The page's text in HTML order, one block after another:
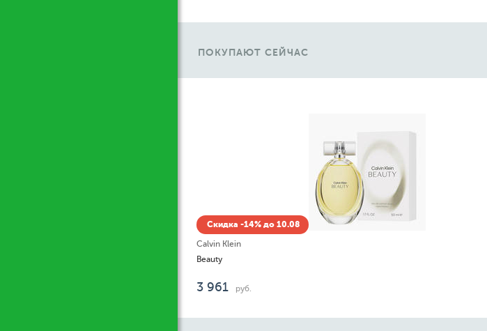
ПОКУПАЮТ СЕЙЧАС
Скидка -14% до 10.08
Calvin Klein
Beauty
3 961 руб.